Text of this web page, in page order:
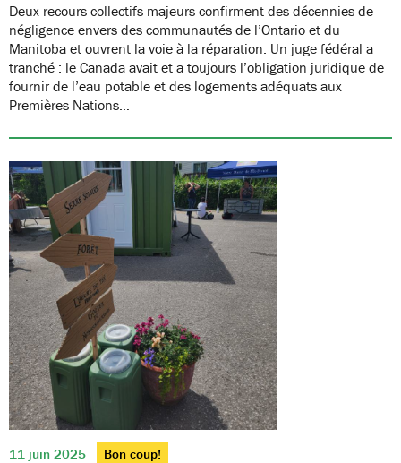
Deux recours collectifs majeurs confirment des décennies de
négligence envers des communautés de l’Ontario et du
Manitoba et ouvrent la voie à la réparation. Un juge fédéral a
tranché : le Canada avait et a toujours l’obligation juridique de
fournir de l’eau potable et des logements adéquats aux
Premières Nations…
11 juin 2025 Bon coup!